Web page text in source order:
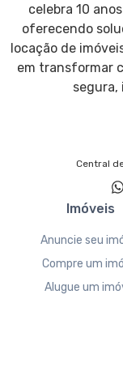
celebra 10
oferecendo
locação de
em transformar
segura,
Central
Imóveis
Anuncie seu
Compre um
Alugue um